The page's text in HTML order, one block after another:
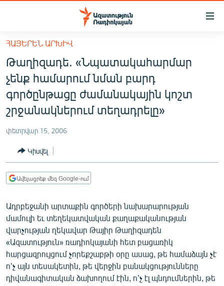
Մատչելիության
հիմնական
բովանդակությանը
Անցնել
հիմնական
մենյուին
Որոնում
ՀԱՅԱՍՏԱՆ
ՔԱՂԱՔԱԿԱՆ
ԸՆՏՐՈՒԹՅՈՒՆՆԵՐ 2026
ՏՆՏԵՍՈՒԹՅՈՒՆ
ՂԱՐԱԲԱՂ
ՏԱՐԱԾԱՇՐՋԱՆ
ՄԻՋԱԶԳԱՅԻՆ
ՄՇԱԿՈՒՅԹ
ՍՊՈՐՏ
ՀԱՅԵՐԵՆ ԱՐԽԻՎ
Թաղիզադե. «Նպատակահարմար
չենք համարում նման բարդ
գործընթացը ժամանակային կոշտ
շրջանակներում տեղադրելը»
փետրվար 15, 2006
Կիսվել
Ավելացրեք մեզ Google-ում
Ադրբեջանի արտաքին գործերի նախարարության
մամուլի եւ տեղեկատվական քաղաքականության
վարչության ղեկավար Թայիր Թաղիզադեն
«Ազատություն» ռադիոկայանի հետ բացառիկ
հարցազրույցում չորեքշաբթի օրը ասաց, թե համաձայն չէ
ո’չ այն տեսակետին, թե վերջին բանակցությունները
դիվանագիտական ձախողում էին, ո’չ էլ պնդումներին, թե